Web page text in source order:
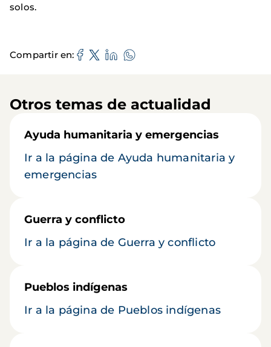
solos.
Compartir en
Otros temas de actualidad
Ayuda humanitaria y emergencias
Ir a la página de Ayuda humanitaria y
emergencias
Guerra y conflicto
Ir a la página de Guerra y conflicto
Pueblos indígenas
Ir a la página de Pueblos indígenas